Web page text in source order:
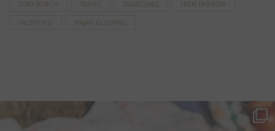
TORY BURCH TRAVEL TRAVELLING TREN FASHION
VALENTINO WAJAH GLOWING